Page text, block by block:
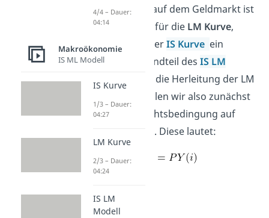
Gleichgewicht
auf dem Geldmarkt ist
also Grundlage für die LM Kurve,
welche neben derIS Kurve ein
wichtiger Bestandteil des IS LM
ist. Für die Herleitung der LM
Kurve wiederholen wir also zunächst
die Gleichgewichtsbedingung auf
dem Geldmarkt. Diese lautet:
4/4 – Dauer:
04:14
Makroökonomie
IS ML Modell
IS Kurve
1/3 – Dauer:
04:27
LM Kurve
2/3 – Dauer:
04:24
IS LM
Modell